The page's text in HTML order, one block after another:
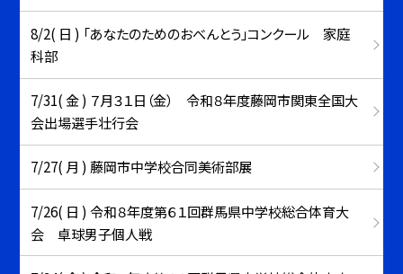
8/2( 日 ) 「あなたのためのおべんとう」コンクール 家庭
科部
7/31( 金 ) ７月３１日（金） 令和８年度藤岡市関東全国大
会出場選手壮行会
7/27( 月 ) 藤岡市中学校合同美術部展
7/26( 日 ) 令和８年度第６１回群馬県中学校総合体育大
会 卓球男子個人戦